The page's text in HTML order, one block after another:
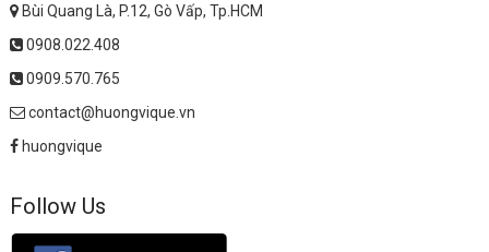
Bùi Quang Là, P.12, Gò Vấp, Tp.HCM
0908.022.408
0909.570.765
contact@huongvique.vn
huongvique
Follow Us